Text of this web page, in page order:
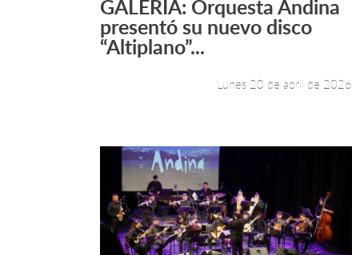
Leer más +
GALERÍA: Orquesta Andina
presentó su nuevo disco
“Altiplano”...
Lunes 20 de abril de 2026